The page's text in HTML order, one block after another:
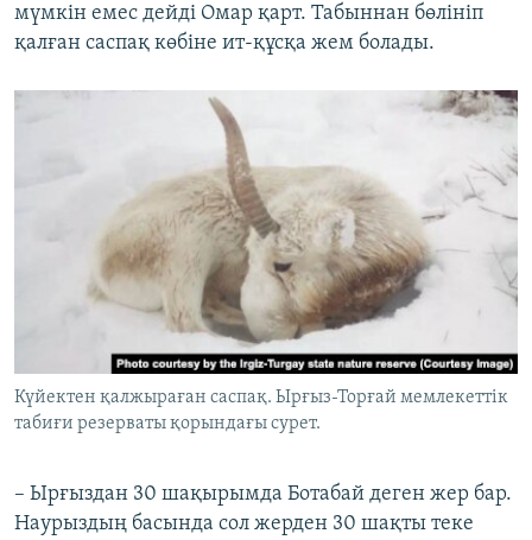
мүмкін емес дейді Омар қарт. Табыннан бөлініп
қалған саспақ көбіне ит-құсқа жем болады.
Күйектен қалжыраған саспақ. Ырғыз-Торғай мемлекеттік
табиғи резерваты қорындағы сурет.
– Ырғыздан 30 шақырымда Ботабай деген жер бар.
Наурыздың басында сол жерден 30 шақты теке